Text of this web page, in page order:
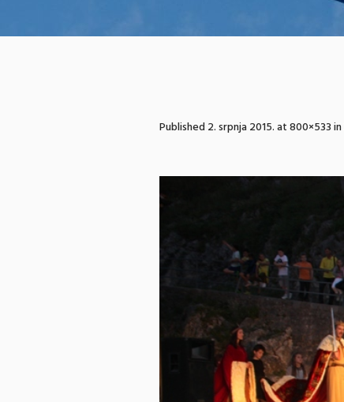
Published2. srpnja 2015.at 800×533 in